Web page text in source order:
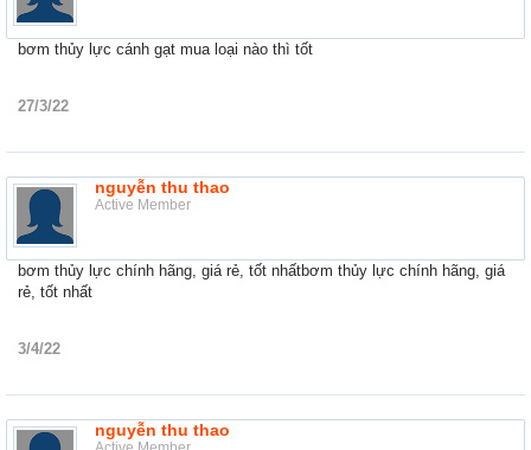
bơm thủy lực cánh gạt mua loại nào thì tốt
27/3/22
nguyễn thu thao
Active Member
bơm thủy lực chính hãng, giá rẻ, tốt nhấtbơm thủy lực chính hãng, giá
rẻ, tốt nhất
3/4/22
nguyễn thu thao